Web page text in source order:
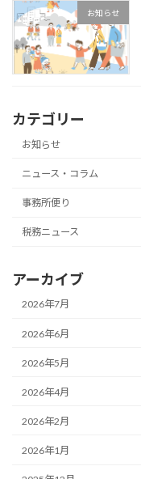
お知らせ
カテゴリー
お知らせ
ニュース・コラム
事務所便り
税務ニュース
アーカイブ
2026年7月
2026年6月
2026年5月
2026年4月
2026年2月
2026年1月